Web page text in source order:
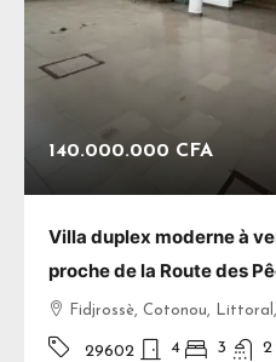
140.000.000 CFA
Villa duplex moderne à
proche de la Route des
Fidjrossè, Cotonou,
29602 4 3 2